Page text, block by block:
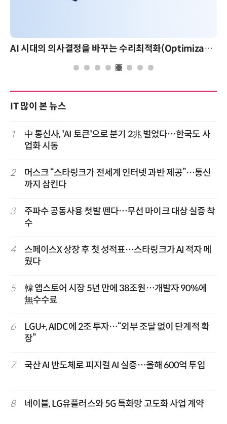
AI 시대의 의사결정을 바꾸는 수리최적화(Optimization): 실제 산업 적용 사례와 활용 전략
IT 많이 본 뉴스
1
中 통신사, 'AI 토큰'으로 분기 2兆 벌었다…한국도 사
업화 시동
2
머스크 “스타링크가 전세계 인터넷 과반 제공”…통신
까지 삼킨다
3
주파수 공동사용 첫발 뗀다…무선 마이크 대상 실증 착
수
4
스페이스X 상장 후 첫 성적표…스타링크가 AI 적자 메
웠다
5
韓 앱스토어 시장 5년 만에 38조원…개발자 90%에
無수수료
6
LGU+, AIDC에 2조 투자…“외부 조달 없이 단계적 확
장”
7 국산 AI 반도체로 피지컬 AI 실증…올해 600억 투입
8 네이블, LG유플러스와 5G 특화망 고도화 사업 계약